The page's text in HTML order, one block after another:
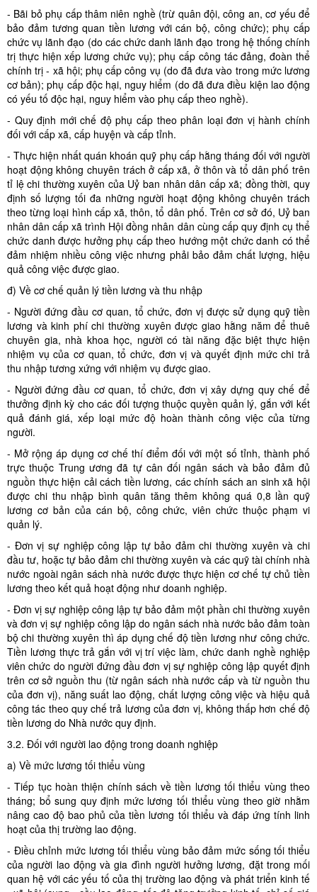
- Bãi bỏ phụ cấp thâm niên nghề (trừ quân đội, công an, cơ yếu để
bảo đảm tương quan tiền lương với cán bộ, công chức); phụ cấp
chức vụ lãnh đạo (do các chức danh lãnh đạo trong hệ thống chính
trị thực hiện xếp lương chức vụ); phụ cấp công tác đảng, đoàn thể
chính trị - xã hội; phụ cấp công vụ (do đã đưa vào trong mức lương
cơ bản); phụ cấp độc hại, nguy hiểm (do đã đưa điều kiện lao động
có yếu tố độc hại, nguy hiểm vào phụ cấp theo nghề).
- Quy định mới chế độ phụ cấp theo phân loại đơn vị hành chính
đối với cấp xã, cấp huyện và cấp tỉnh.
- Thực hiện nhất quán khoán quỹ phụ cấp hằng tháng đối với người
hoạt động không chuyên trách ở cấp xã, ở thôn và tổ dân phố trên
tỉ lệ chi thường xuyên của Uỷ ban nhân dân cấp xã; đồng thời, quy
định số lượng tối đa những người hoạt động không chuyên trách
theo từng loại hình cấp xã, thôn, tổ dân phố. Trên cơ sở đó, Uỷ ban
nhân dân cấp xã trình Hội đồng nhân dân cùng cấp quy định cụ thể
chức danh được hưởng phụ cấp theo hướng một chức danh có thể
đảm nhiệm nhiều công việc nhưng phải bảo đảm chất lượng, hiệu
quả công việc được giao.
đ) Về cơ chế quản lý tiền lương và thu nhập
- Người đứng đầu cơ quan, tổ chức, đơn vị được sử dụng quỹ tiền
lương và kinh phí chi thường xuyên được giao hằng năm để thuê
chuyên gia, nhà khoa học, người có tài năng đặc biệt thực hiện
nhiệm vụ của cơ quan, tổ chức, đơn vị và quyết định mức chi trả
thu nhập tương xứng với nhiệm vụ được giao.
- Người đứng đầu cơ quan, tổ chức, đơn vị xây dựng quy chế để
thưởng định kỳ cho các đối tượng thuộc quyền quản lý, gắn với kết
quả đánh giá, xếp loại mức độ hoàn thành công việc của từng
người.
- Mở rộng áp dụng cơ chế thí điểm đối với một số tỉnh, thành phố
trực thuộc Trung ương đã tự cân đối ngân sách và bảo đảm đủ
nguồn thực hiện cải cách tiền lương, các chính sách an sinh xã hội
được chi thu nhập bình quân tăng thêm không quá 0,8 lần quỹ
lương cơ bản của cán bộ, công chức, viên chức thuộc phạm vi
quản lý.
- Đơn vị sự nghiệp công lập tự bảo đảm chi thường xuyên và chi
đầu tư, hoặc tự bảo đảm chi thường xuyên và các quỹ tài chính nhà
nước ngoài ngân sách nhà nước được thực hiện cơ chế tự chủ tiền
lương theo kết quả hoạt động như doanh nghiệp.
- Đơn vị sự nghiệp công lập tự bảo đảm một phần chi thường xuyên
và đơn vị sự nghiệp công lập do ngân sách nhà nước bảo đảm toàn
bộ chi thường xuyên thì áp dụng chế độ tiền lương như công chức.
Tiền lương thực trả gắn với vị trí việc làm, chức danh nghề nghiệp
viên chức do người đứng đầu đơn vị sự nghiệp công lập quyết định
trên cơ sở nguồn thu (từ ngân sách nhà nước cấp và từ nguồn thu
của đơn vị), năng suất lao động, chất lượng công việc và hiệu quả
công tác theo quy chế trả lương của đơn vị, không thấp hơn chế độ
tiền lương do Nhà nước quy định.
3.2. Đối với người lao động trong doanh nghiệp
a) Về mức lương tối thiểu vùng
- Tiếp tục hoàn thiện chính sách về tiền lương tối thiểu vùng theo
tháng; bổ sung quy định mức lương tối thiểu vùng theo giờ nhằm
nâng cao độ bao phủ của tiền lương tối thiểu và đáp ứng tính linh
hoạt của thị trường lao động.
- Điều chỉnh mức lương tối thiểu vùng bảo đảm mức sống tối thiểu
của người lao động và gia đình người hưởng lương, đặt trong mối
quan hệ với các yếu tố của thị trường lao động và phát triển kinh tế